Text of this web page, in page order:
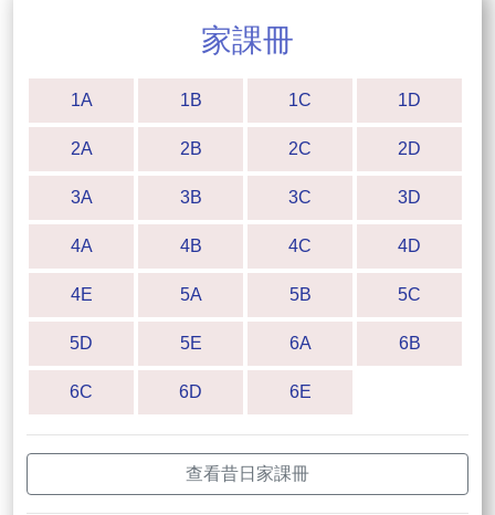
家課冊
1A 1B 1C 1D
2A 2B 2C 2D
3A 3B 3C 3D
4A 4B 4C 4D
4E 5A 5B 5C
5D 5E 6A 6B
6C 6D 6E
查看昔日家課冊